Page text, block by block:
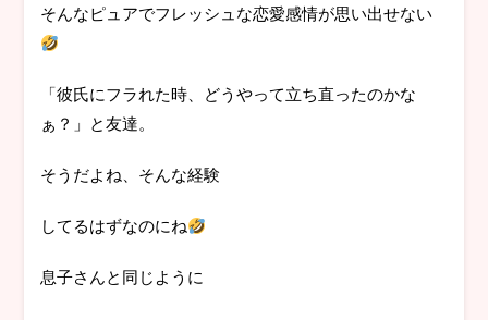
そんなピュアでフレッシュな恋愛感情が思い出せない
「彼氏にフラれた時、どうやって立ち直ったのかな
ぁ？」と友達。
そうだよね、そんな経験
してるはずなのにね
息子さんと同じように